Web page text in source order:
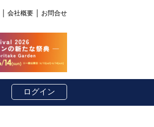
会社概要 お問合せ
ログイン